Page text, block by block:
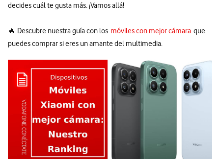
decides cuál te gusta más. ¡Vamos allá!
🔥 Descubre nuestra guía con los móviles con mejor cámara que
puedes comprar si eres un amante del multimedia.